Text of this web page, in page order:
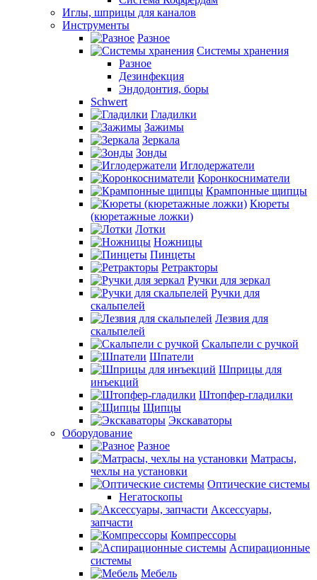
Иглы, шприцы для каналов
Инструменты
Разное
Системы хранения
Разное
Дезинфекция
Эндодонтия, боры
Schwert
Гладилки
Зажимы
Зеркала
Зонды
Иглодержатели
Коронкосниматели
Крампонные щипцы
Кюреты
(кюретажные ложки)
Лотки
Ножницы
Пинцеты
Ретракторы
Ручки для зеркал
Ручки для
скальпелей
Лезвия для
скальпелей
Скальпели с ручкой
Шпатели
Шприцы для
инъекций
Штопфер-гладилки
Щипцы
Экскаваторы
Оборудование
Разное
Матрасы,
чехлы на установки
Оптические системы
Негатоскопы
Аксессуары,
запчасти
Компрессоры
Аспирационные
системы
Мебель